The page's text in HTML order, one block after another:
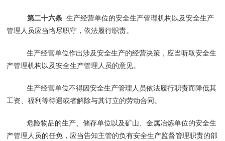
第二十六条生产经营单位的安全生产管理机构以及安全生产
管理人员应当恪尽职守，依法履行职责。
生产经营单位作出涉及安全生产的经营决策，应当听取安全生
产管理机构以及安全生产管理人员的意见。
生产经营单位不得因安全生产管理人员依法履行职责而降低其
工资、福利等待遇或者解除与其订立的劳动合同。
危险物品的生产、储存单位以及矿山、金属冶炼单位的安全生
产管理人员的任免，应当告知主管的负有安全生产监督管理职责的部